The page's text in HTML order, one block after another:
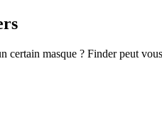
certain masque ? Finder peut